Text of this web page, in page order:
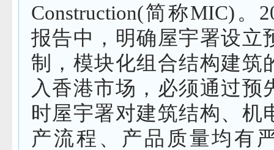
Construction(简称MIC)。
报告中，明确屋宇署设立
制，模块化组合结构建筑
入香港市场，必须通过预
时屋宇署对建筑结构、机
产流程、产品质量均有